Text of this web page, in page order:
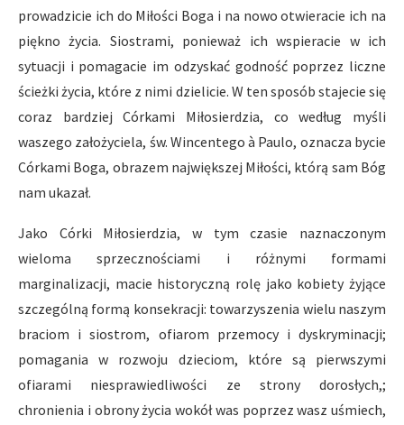
prowadzicie ich do Miłości Boga i na nowo otwieracie ich na
piękno życia. Siostrami, ponieważ ich wspieracie w ich
sytuacji i pomagacie im odzyskać godność poprzez liczne
ścieżki życia, które z nimi dzielicie. W ten sposób stajecie się
coraz bardziej Córkami Miłosierdzia, co według myśli
waszego założyciela, św. Wincentego à Paulo, oznacza bycie
Córkami Boga, obrazem największej Miłości, którą sam Bóg
nam ukazał.
Jako Córki Miłosierdzia, w tym czasie naznaczonym
wieloma sprzecznościami i różnymi formami
marginalizacji, macie historyczną rolę jako kobiety żyjące
szczególną formą konsekracji: towarzyszenia wielu naszym
braciom i siostrom, ofiarom przemocy i dyskryminacji;
pomagania w rozwoju dzieciom, które są pierwszymi
ofiarami niesprawiedliwości ze strony dorosłych,;
chronienia i obrony życia wokół was poprzez wasz uśmiech,